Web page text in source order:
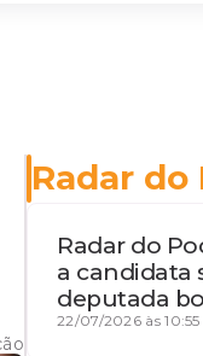
Radar do
Radar do
a candidata
deputada
discórdia
22/07/2026 às 10:55